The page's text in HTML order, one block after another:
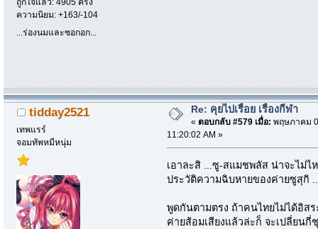
ถูกใจแล้ว: 4905 ครั้ง
ความนิยม: +163/-104
...ร่องนมและซอกอก...
tidday2521
เทพแรร์
จอมทัพหมีหนุ่ม
Re: คุยไปเรื่อย เรื่องกีฬา
« ตอบกลับ #579 เมื่อ: พฤษภาคม
11:20:02 AM »
เอาละสิ ...ซู-สแมชพลัส น่าจะไม่ไ
ประวัติความฉิบหายของค่ายซูสุกิ
พูดกันตามตรง ถ้าคนไทยไม่ได้อิส
ค่ายส้อมเสียงแล้วล่ะก็ จะเปลี่ยนกี่